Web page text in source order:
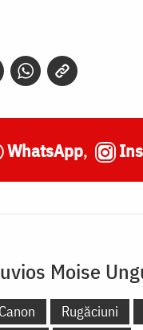
WhatsApp,
Moise
Canon Rugăciuni